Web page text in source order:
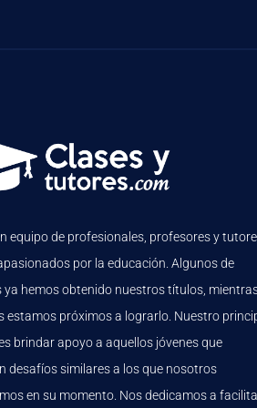
equipo de profesionales, profesores y
por la educación. Algunos de
ya hemos obtenido nuestros títulos,
estamos próximos a lograrlo. Nuestro
brindar apoyo a aquellos jóvenes que
desafíos similares a los que nosotros
en su momento. Nos dedicamos a